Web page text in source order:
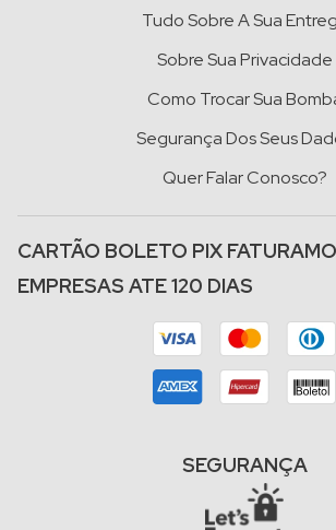
Tudo Sobre A Sua
Sobre Sua Privacidade
Como Trocar Sua
Segurança Dos Seus
Quer Falar Conosco?
CARTÃO BOLETO PIX
EMPRESAS ATE 120 DIAS
SEGURANÇA